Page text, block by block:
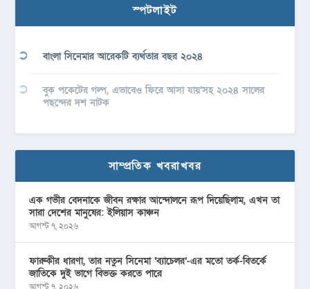
স্পটলাইট
বাংলা সিনেমার আরেকটি ব্যর্থতার বছর ২০২৪
বুক পকেটের গল্প, এভাবেও ফিরে আসা যায়’সহ ২০২৪ সালের
পছন্দের দশ নাটক
সাম্প্রতিক খবরাখবর
এক গভীর বেদনাকে জীবন রক্ষার আন্দোলনে রূপ দিয়েছিলাম, এখন তা
সারা দেশের মানুষের: ইলিয়াস কাঞ্চন
আগস্ট ৭, ২০২৬
ফারুকীর ধারণা, তার নতুন সিনেমা ‘ব্যাচেলর’-এর মতো তর্ক-বিতর্কে
জাতিকে দুই ভাগে বিভক্ত করতে পারে